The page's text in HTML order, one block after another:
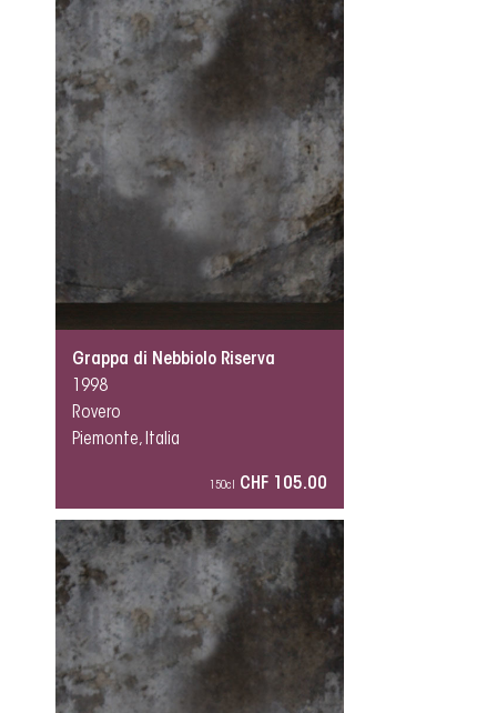
Grappa di Nebbiolo Riserva
1998
Rovero
Piemonte, Italia
150cl CHF 105.00